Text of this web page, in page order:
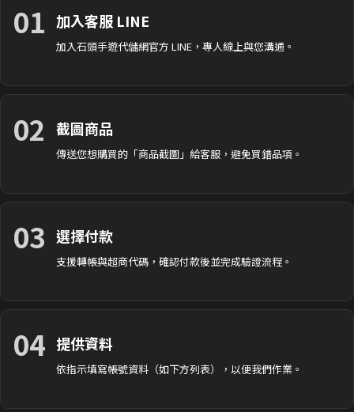
01 加入客服 LINE
加入石頭手遊代儲網官方 LINE，專人線上與您溝通。
02 截圖商品
傳送您想購買的「商品截圖」給客服，避免買錯品項。
03 選擇付款
支援轉帳與超商代碼，確認付款後並完成驗證流程。
04 提供資料
依指示填寫帳號資料（如下方列表），以便我們作業。